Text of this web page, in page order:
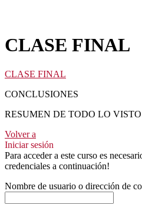
CLASE FINAL
CLASE FINAL
CONCLUSIONES
RESUMEN DE TODO LO VISTO
Volver a
Iniciar sesión
Para acceder a este curso es
credenciales a continuación!
Nombre de usuario o dirección de